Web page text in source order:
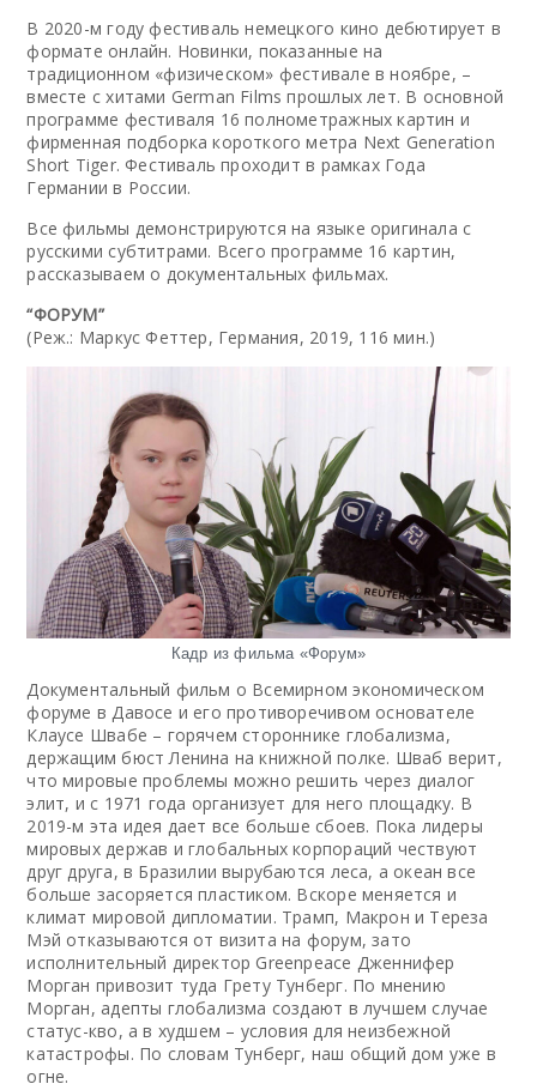
В 2020-м году фестиваль немецкого кино дебютирует в
формате онлайн. Новинки, показанные на
традиционном «физическом» фестивале в ноябре, –
вместе с хитами German Films прошлых лет. В основной
программе фестиваля 16 полнометражных картин и
фирменная подборка короткого метра Next Generation
Short Tiger. Фестиваль проходит в рамках Года
Германии в России.
Все фильмы демонстрируются на языке оригинала с
русскими субтитрами. Всего программе 16 картин,
рассказываем о документальных фильмах.
“ФОРУМ”
(Реж.: Маркус Феттер, Германия, 2019, 116 мин.)
Кадр из фильма «Форум»
Документальный фильм о Всемирном экономическом
форуме в Давосе и его противоречивом основателе
Клаусе Швабе – горячем стороннике глобализма,
держащим бюст Ленина на книжной полке. Шваб верит,
что мировые проблемы можно решить через диалог
элит, и с 1971 года организует для него площадку. В
2019-м эта идея дает все больше сбоев. Пока лидеры
мировых держав и глобальных корпораций чествуют
друг друга, в Бразилии вырубаются леса, а океан все
больше засоряется пластиком. Вскоре меняется и
климат мировой дипломатии. Трамп, Макрон и Тереза
Мэй отказываются от визита на форум, зато
исполнительный директор Greenpeace Дженнифер
Морган привозит туда Грету Тунберг. По мнению
Морган, адепты глобализма создают в лучшем случае
статус-кво, а в худшем – условия для неизбежной
катастрофы. По словам Тунберг, наш общий дом уже в
огне.